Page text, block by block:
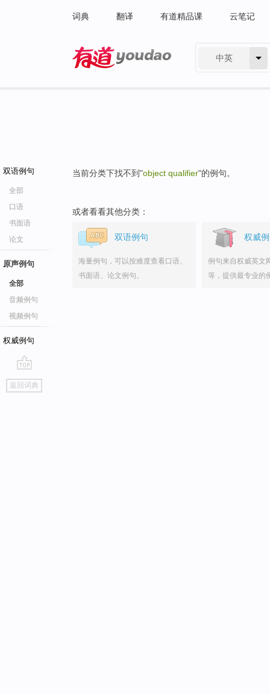
词典 翻译 有道精品课 云笔记
中英
双语例句
全部
口语
书面语
论文
原声例句
全部
音频例句
视频例句
权威例句
go
top
返回词典
当前分类下找不到"object qualifier"的例句。
或者看看其他分类：
双语例句
海量例句，可以按难度查看口语、
书面语、论文例句。
权威
例句来自权威英文
等，提供最专业的